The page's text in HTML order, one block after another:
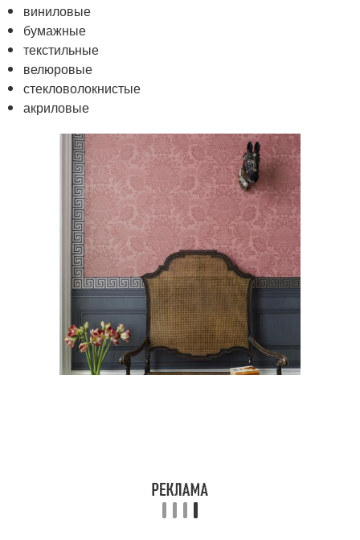
виниловые
бумажные
текстильные
велюровые
стекловолокнистые
акриловые